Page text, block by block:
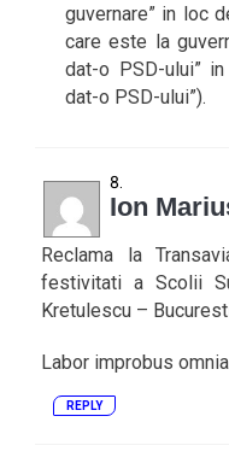
guvernare” in loc
care este la
dat-o PSD-ului”
dat-o PSD-ului”).
Ion
Reclama la
festivitati a Scolii
Kretulescu –
Labor improbus
REPLY